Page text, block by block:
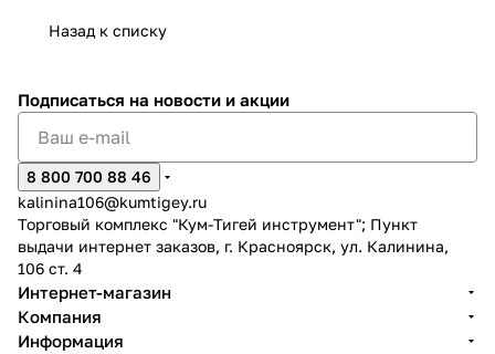
Назад к списку
Подписаться на новости и акции
8 800 700 88 46
kalinina106@kumtigey.ru
Торговый комплекс "Кум-Тигей инструмент"; Пункт
выдачи интернет заказов, г. Красноярск, ул. Калинина,
106 ст. 4
Интернет-магазин
Компания
Информация